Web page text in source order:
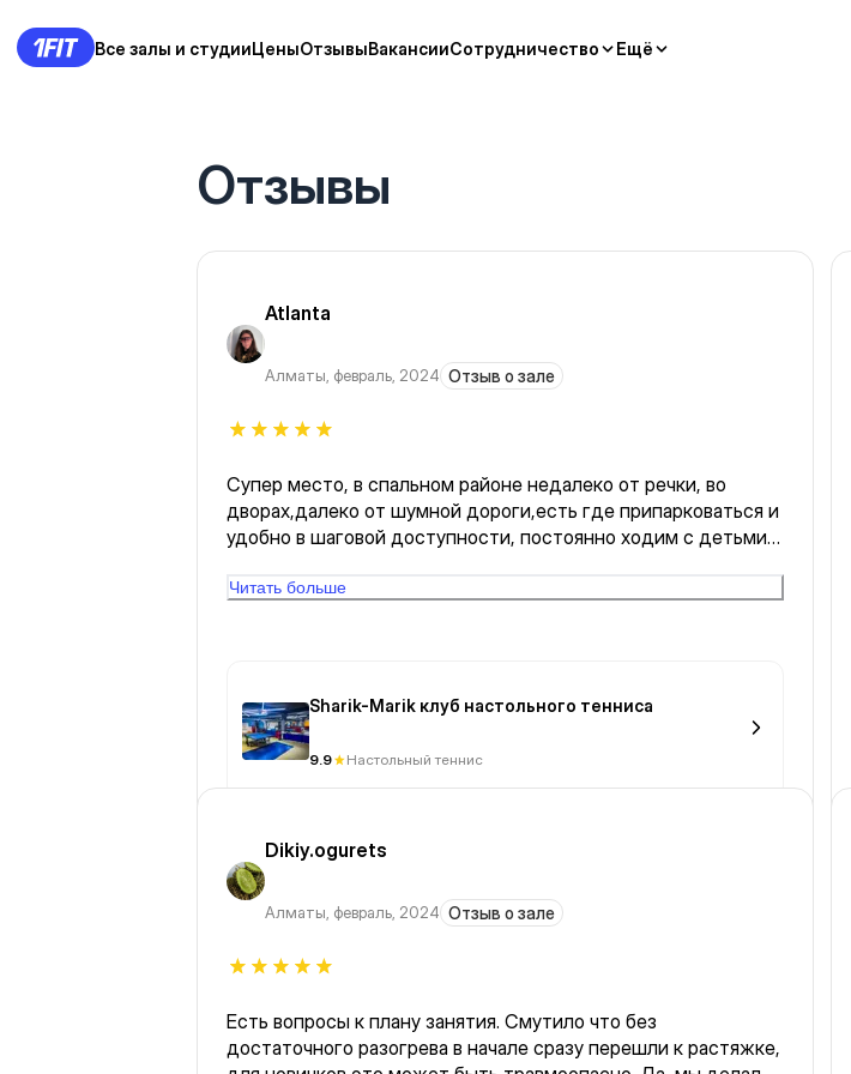
Все залы и студииЦеныОтзывыВакансииСотрудничество Ещё
Отзывы
Atlanta
Алматы, февраль, 2024 Отзыв о зале
Супер место, в спальном районе недалеко от речки, во
дворах,далеко от шумной дороги,есть где припарковаться и
удобно в шаговой доступности, постоянно ходим с детьми
потратить своё время. Рекомендую всем желающим!
Читать больше
Sharik-Marik клуб настольного тенниса
9.9 Настольный теннис
Dikiy.ogurets
Алматы, февраль, 2024 Отзыв о зале
Есть вопросы к плану занятия. Смутило что без
достаточного разогрева в начале сразу перешли к растяжке,